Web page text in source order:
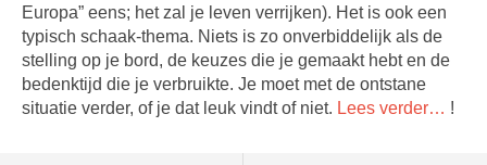
Europa” eens; het zal je leven verrijken). Het is ook een
typisch schaak-thema. Niets is zo onverbiddelijk als de
stelling op je bord, de keuzes die je gemaakt hebt en de
bedenktijd die je verbruikte. Je moet met de ontstane
situatie verder, of je dat leuk vindt of niet. Lees verder… !